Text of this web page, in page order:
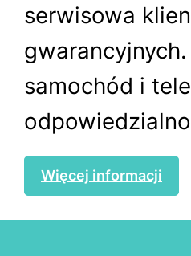
serwisowa
samochód i
Więcej informacji